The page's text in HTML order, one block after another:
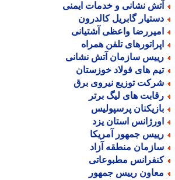
نشانی و خدمات ایمنی
گابریل کالدرون
واعظی آشتیانی
تلفن همراه
سازمان آتش نشانی
های فولاد خوزستان
توزیع نیروی برق
های لیگ برتر
پرسپولیس
استان یزد
جمهور آمریکا
منطقه آزاد
مطبوعاتی
رییس جمهور